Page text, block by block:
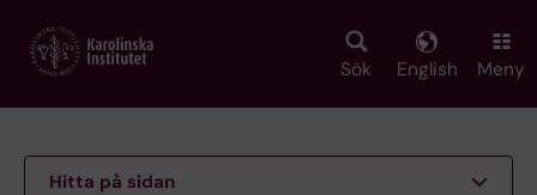
main
Sök English Meny
Hitta på sidan